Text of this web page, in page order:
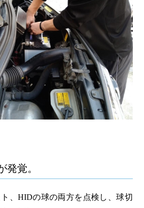
発覚。
、HIDの球の両方を点検し、球切